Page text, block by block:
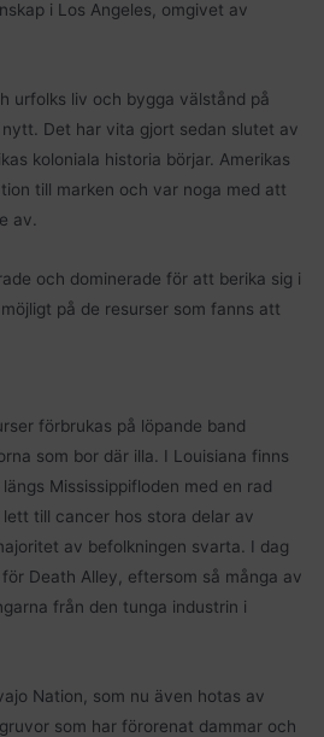
i Los Angeles, omgivet av
urfolks liv och bygga välstånd på
Det har vita gjort sedan slutet av
koloniala historia börjar. Amerikas
till marken och var noga med att
av.
och dominerade för att berika sig i
på de resurser som fanns att
förbrukas på löpande band
som bor där illa. I Louisiana finns
Mississippifloden med en rad
till cancer hos stora delar av
av befolkningen svarta. I dag
Death Alley, eftersom så många av
från den tunga industrin i
Nation, som nu även hotas av
som har förorenat dammar och